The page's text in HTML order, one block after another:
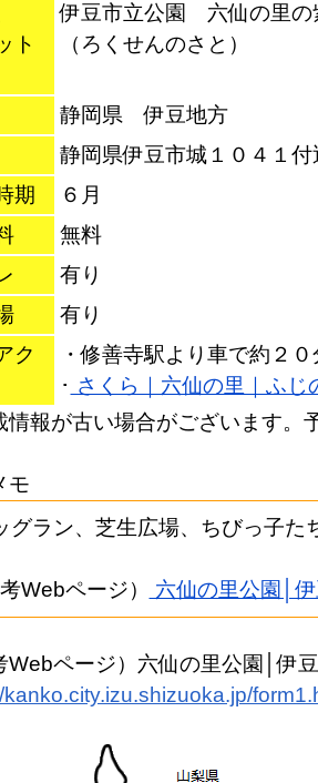
ト
伊豆市立公園 六仙の里の
（ろくせんのさと）
静岡県 伊豆地方
静岡県伊豆市城１０４１付
期
６月
無料
有り
有り
ク
・修善寺駅より車で約２０
･ さくら｜六仙の里｜ふじ
報が古い場合がございます。
モ
グラン、芝生広場、ちびっ子
考Webページ）
六仙の里公園│
Webページ）六仙の里公園│伊
kanko.city.izu.shizuoka.jp/